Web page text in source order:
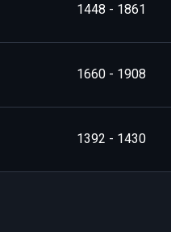
1448 - 1861
1660 - 1908
1392 - 1430